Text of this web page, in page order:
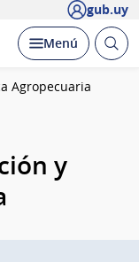
gub.uy
Desplegar
Menú Abrir
Agropecuaria
y